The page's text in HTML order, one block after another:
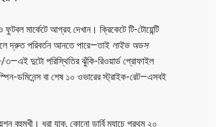
মার্কেটে আগ্রহ দেখান। ক্রিকেটে টি-টোয়েন্টি
দ্রুত পরিবর্তন আনতে পারে—তাই লাইভ অডস
দুটো পরিস্থিতির ঝুঁকি-রিওয়ার্ড প্রোফাইল
ডমিনেন্স বা শেষ ১০ ওভারের স্ট্রাইক-রেট—এসবই
বহুমুখী। ধরা যাক, কোনো ডার্বি ম্যাচে প্রথম ২০